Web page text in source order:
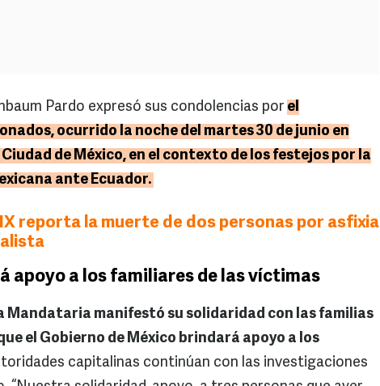
Pardo expresó sus condolencias por el
ocurrido la noche del martes 30 de junio en
Ciudad de México, en el contexto de los festejos por la
ante Ecuador.
reporta la muerte de dos personas por asfixia
apoyo a los familiares de las víctimas
Mandataria manifestó su solidaridad con las familias
el Gobierno de México brindará apoyo a los
capitalinas continúan con las investigaciones